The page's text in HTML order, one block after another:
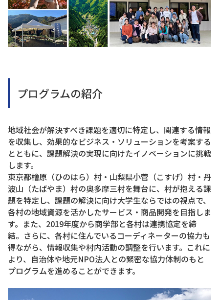
プログラムの紹介
地域社会が解決すべき課題を適切に特定し、関連する情報
を収集し、効果的なビジネス・ソリューションを考案する
とともに、課題解決の実現に向けたイノベーションに挑戦
します。
東京都檜原（ひのはら）村・山梨県小菅（こすげ）村・丹
波山（たばやま）村の奥多摩三村を舞台に、村が抱える課
題を特定し、課題の解決に向け大学生ならではの視点で、
各村の地域資源を活かしたサービス・商品開発を目指しま
す。また、2019年度から商学部と各村は連携協定を締
結。さらに、各村に住んでいるコーディネーターの協力も
得ながら、情報収集や村内活動の調整を行います。これに
より、自治体や地元NPO法人との緊密な協力体制のもと
プログラムを進めることができます。